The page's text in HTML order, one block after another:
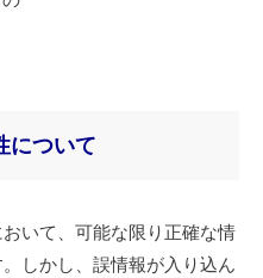
について
いて、可能な限り正確な情
しかし、誤情報が入り込ん